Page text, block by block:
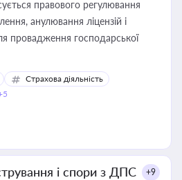
правового регулювання
анулювання ліцензій і
провадження господарської
Страхова діяльність
і спори з ДПС +9